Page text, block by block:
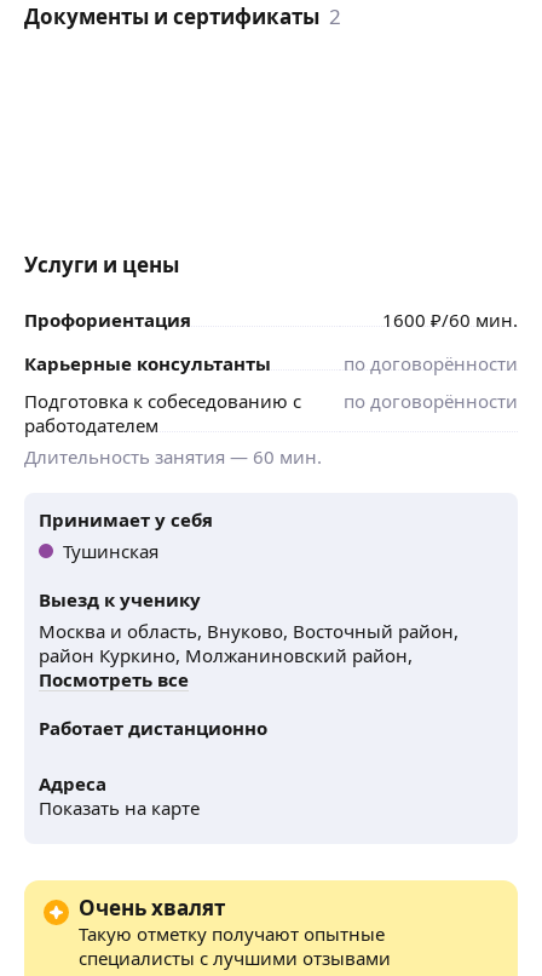
Документы и сертификаты 2
Услуги и цены
Профориентация 1600 ₽/60 мин.
Карьерные консультанты
по договорённости
Подготовка к собеседованию с
работодателем
по договорённости
Длительность занятия — 60 мин.
Принимает у себя
Тушинская
Выезд к ученику
Москва и область, Внуково, Восточный район,
район Куркино, Молжаниновский район,
Посмотреть все
Работает дистанционно
Адреса
Показать на карте
Очень хвалят
Такую отметку получают опытные
специалисты с лучшими отзывами